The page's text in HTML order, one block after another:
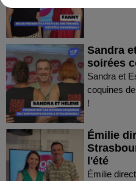
Sandra
soirées
Sandra et
coquines
!
Émilie
l'été
Émilie